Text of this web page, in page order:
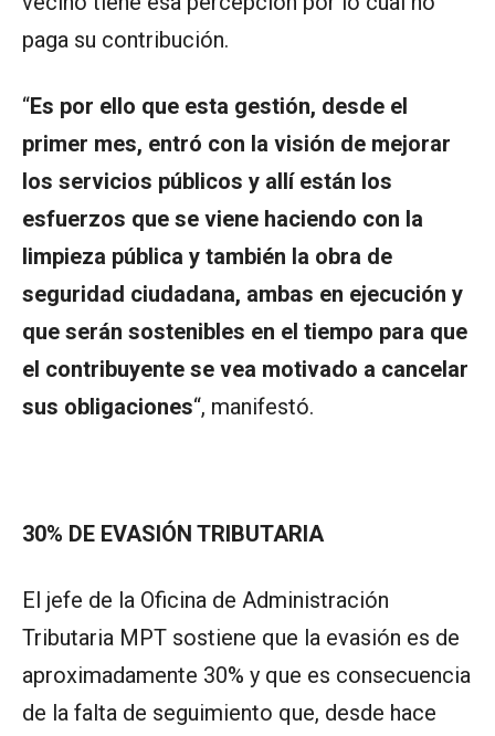
paga su contribución.
“Es por ello que esta gestión, desde el
primer mes, entró con la visión de mejorar
los servicios públicos y allí están los
esfuerzos que se viene haciendo con la
limpieza pública y también la obra de
seguridad ciudadana, ambas en ejecución y
que serán sostenibles en el tiempo para que
el contribuyente se vea motivado a cancelar
sus obligaciones“, manifestó.
30% DE EVASIÓN TRIBUTARIA
El jefe de la Oficina de Administración
Tributaria MPT sostiene que la evasión es de
aproximadamente 30% y que es consecuencia
de la falta de seguimiento que, desde hace